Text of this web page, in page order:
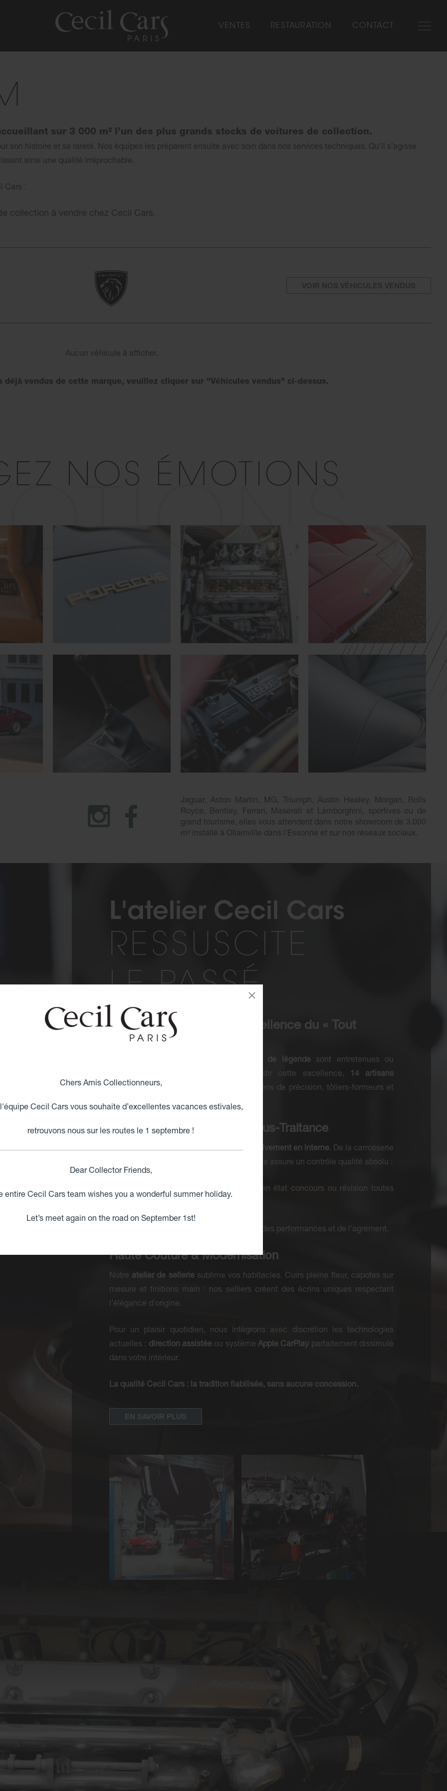
VENTES RESTAURATION CONTACT
sur 3 000 m² l’un des plus grands stocks de voitures de collection.
histoire et sa rareté. Nos équipes les préparent ensuite avec soin dans nos services techniques. Qu’il s’agisse
ainsi une qualité irréprochable.
Cars :
collection à vendre chez Cecil Cars.
Aucun véhicule à afficher.
déjà vendus de cette marque, veuillez cliquer sur "Véhicules vendus" ci-dessus.
NOS ÉMOTIONS
Jaguar, Aston Martin, MG, Triumph, Austin Healey, Morgan, Rolls
Royce, Bentley, Ferrari, Maserati et Lamborghini, sportives ou de
grand tourisme, elles vous attendent dans notre showroom de 3.000
m² installé à Ollainville dans l’Essonne et sur nos réseaux sociaux.
L'atelier Cecil Cars
RESSUSCITE
LE PASSÉ
L’Atelier Cecil Cars : L’Excellence du « Tout
Intégré »
40 voitures de légendesont entretenues ou
restaurées en permanence. Pour garantir cette excellence,
14 artisans
spécialisésofficient sur place : mécaniciens de précision, tôliers-formeurs et
Une Maîtrise Totale, Zéro Sous-Traitance
exclusivement en interne. De la carrosserie
au moteur, notre équipe hautement qualifiée assure un contrôle qualité absolu :
Remise en état concours ou révision toutes
Optimisation des performances et de l’agrément.
Haute Couture & Modernisation
Notre atelier de selleriesublime vos habitacles. Cuirs pleine fleur, capotes sur
mesure et finitions main : nos selliers créent des écrins uniques respectant
l’élégance d’origine.
Pour un plaisir quotidien, nous intégrons avec discrétion les technologies
actuelles : direction assistée ou systèmeApple CarPlay parfaitement dissimulé
dans votre intérieur.
La qualité Cecil Cars : la tradition fiabilisée, sans aucune concession.
Chers Amis Collectionneurs,
Cecil Cars vous souhaite d’excellentes vacances estivales,
retrouvons nous sur les routes le 1 septembre !
Dear Collector Friends,
entire Cecil Cars team wishes you a wonderful summer holiday.
Let’s meet again on the road on September 1st!